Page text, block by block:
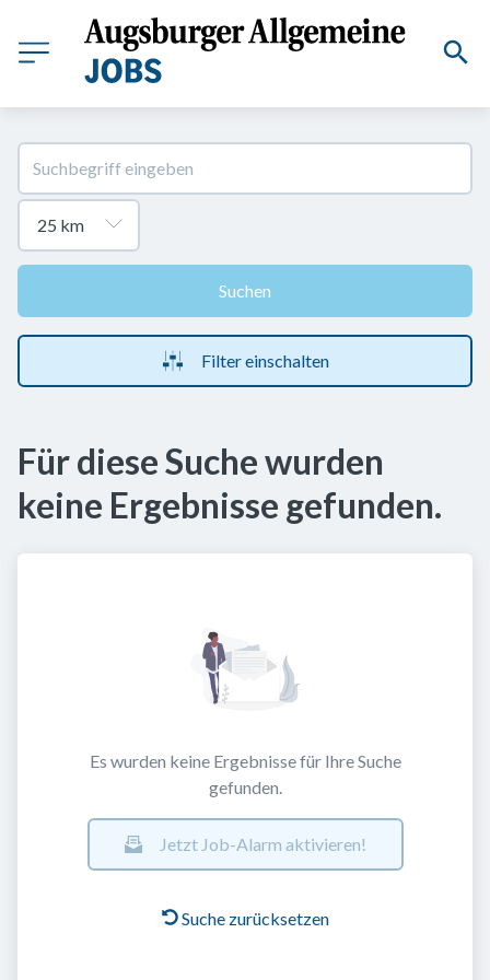
Suchen
Filter einschalten
Für diese Suche wurden
keine Ergebnisse gefunden.
Es wurden keine Ergebnisse für Ihre Suche
gefunden.
Jetzt Job-Alarm aktivieren!
Suche zurücksetzen